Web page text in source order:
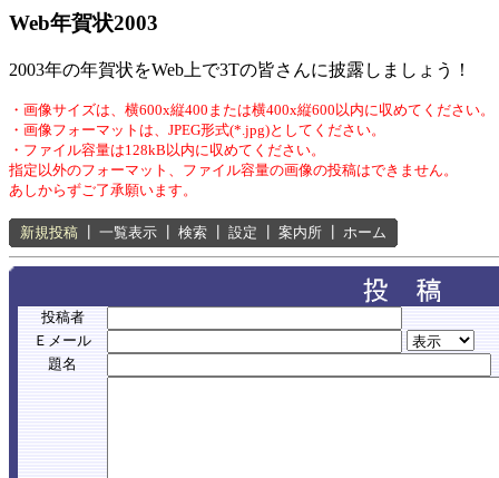
Web年賀状2003
2003年の年賀状をWeb上で3Tの皆さんに披露しましょう！
・画像サイズは、横600x縦400または横400x縦600以内に収めてください。
・画像フォーマットは、JPEG形式(*.jpg)としてください。
・ファイル容量は128kB以内に収めてください。
指定以外のフォーマット、ファイル容量の画像の投稿はできません。
あしからずご了承願います。
新規投稿 一覧表示 検索 設定 案内所 ホーム
投稿者
Ｅメール
題名